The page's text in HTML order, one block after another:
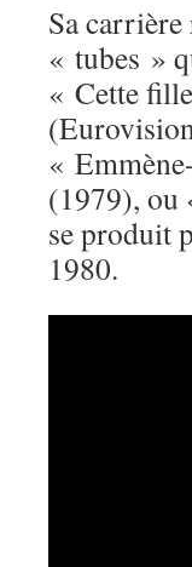
Sa
« tubes »
« Cette
«
(1979), ou
se produit
1980.